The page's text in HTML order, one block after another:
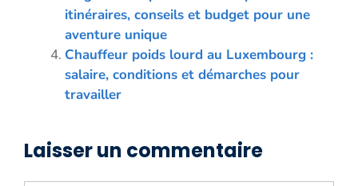
itinéraires, conseils et budget pour une
aventure unique
Chauffeur poids lourd au Luxembourg :
salaire, conditions et démarches pour
travailler
Laisser un commentaire